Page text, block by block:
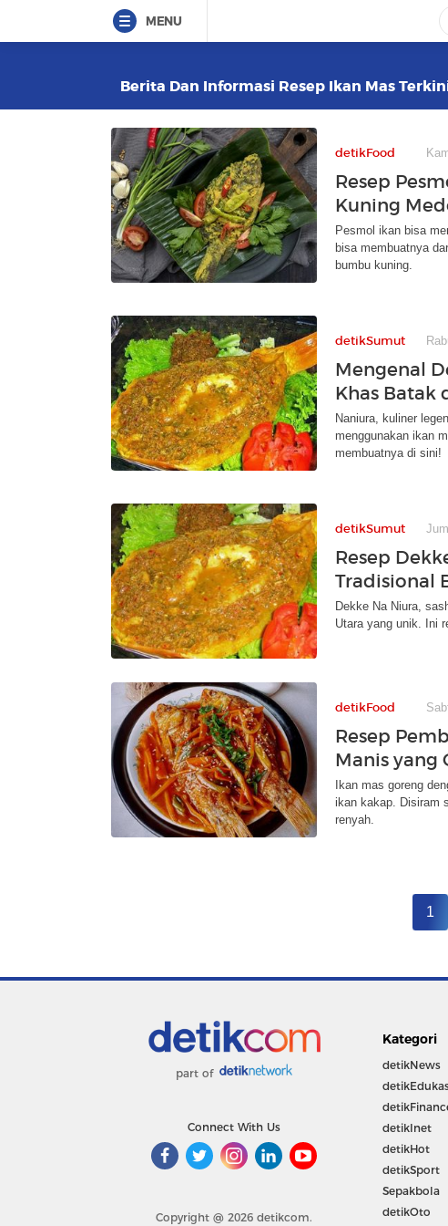
MENU
Berita Dan Informasi Resep Ikan Mas
detikFood
Resep
Kuning
Pesmol ikan bisa
bisa membuatnya
bumbu kuning.
detikSumut
Mengenal
Khas Batak
Naniura, kuliner
menggunakan ikan
membuatnya di sini!
detikSumut
Resep
Tradisional
Dekke Na Niura,
Utara yang unik. Ini
detikFood
Resep
Manis yang
Ikan mas goreng
ikan kakap. Disiram
renyah.
1
part of
Connect With Us
Copyright @ 2026 detikcom.
Kategori
detikNews
detikInet
detikHot
detikSport
Sepakbola
detikOto